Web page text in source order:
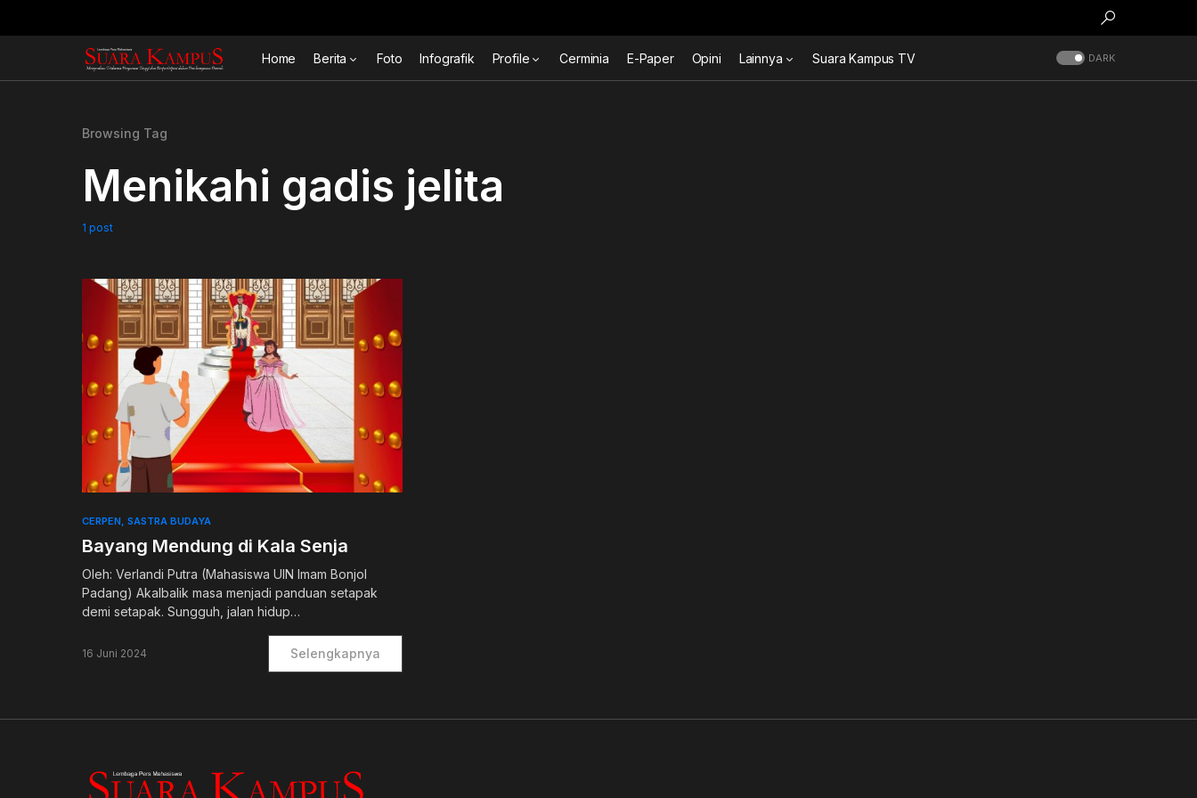
Home Berita Foto Infografik Profile Cerminia E-Paper Opini Lainnya Suara Kampus TV DARK
Browsing Tag
Menikahi gadis jelita
1 post
CERPEN SASTRA BUDAYA
Bayang Mendung di Kala Senja
Oleh: Verlandi Putra (Mahasiswa UIN Imam Bonjol
Padang) Akalbalik masa menjadi panduan setapak
demi setapak. Sungguh, jalan hidup…
16 Juni 2024 Selengkapnya